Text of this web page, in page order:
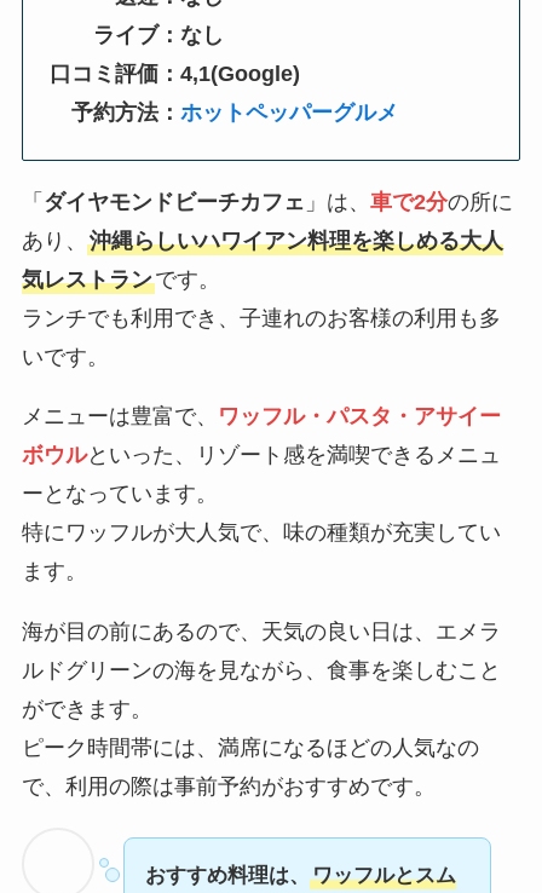
ライブ：なし
口コミ評価：4,1(Google)
予約方法：ホットペッパーグルメ
「 ダイヤモンドビーチカフェ 」は、 車で2分の所に
あり、 沖縄らしいハワイアン料理を楽しめる大人
気レストランです。
ランチでも利用でき、子連れのお客様の利用も多
いです。
メニューは豊富で、
ワッフル・パスタ・アサイー
ボウルといった、リゾート感を満喫できるメニュ
ーとなっています。
特にワッフルが大人気で、味の種類が充実してい
ます。
海が目の前にあるので、天気の良い日は、エメラ
ルドグリーンの海を見ながら、食事を楽しむこと
ができます。
ピーク時間帯には、満席になるほどの人気なの
で、利用の際は事前予約がおすすめです。
おすすめ料理は、
ワッフルとスム